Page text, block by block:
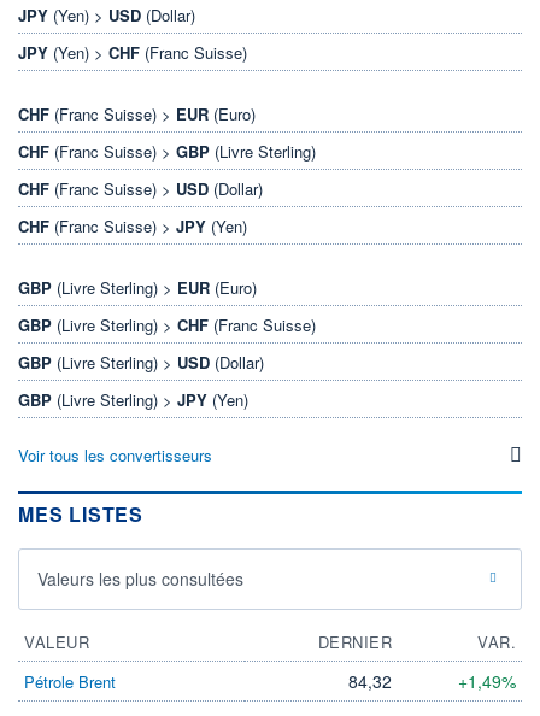
JPY (Yen) > USD (Dollar)
JPY (Yen) > CHF (Franc Suisse)
CHF (Franc Suisse) > EUR (Euro)
CHF (Franc Suisse) > GBP (Livre Sterling)
CHF (Franc Suisse) > USD (Dollar)
CHF (Franc Suisse) > JPY (Yen)
GBP (Livre Sterling) > EUR (Euro)
GBP (Livre Sterling) > CHF (Franc Suisse)
GBP (Livre Sterling) > USD (Dollar)
GBP (Livre Sterling) > JPY (Yen)
Voir tous les convertisseurs
MES LISTES
Valeurs les plus consultées
VALEUR DERNIER
VAR.
Pétrole Brent
84,32 +1,49%